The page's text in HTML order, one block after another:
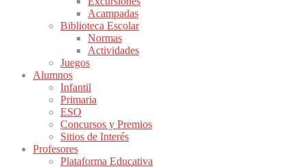
Acampadas
Biblioteca Escolar
Normas
Actividades
Juegos
Alumnos
Infantil
Primaria
ESO
Concursos y Premios
Sitios de Interés
Profesores
Plataforma Educativa